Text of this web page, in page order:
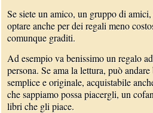
Se siete un amico, un gruppo di
optare anche per dei regali meno
comunque graditi.
Ad esempio va benissimo un regalo
persona. Se ama la lettura, può
semplice e originale, acquistabile
che sappiamo possa piacergli, un
libri che gli piace.